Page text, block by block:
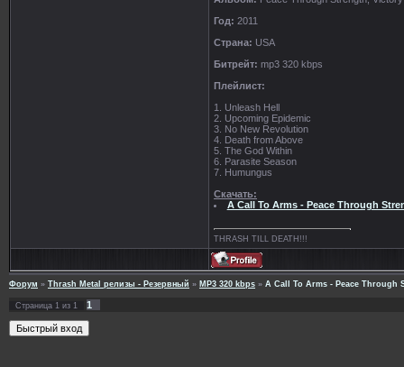
Год: 2011
Страна: USA
Битрейт: mp3 320 kbps
Плейлист:
1. Unleash Hell
2. Upcoming Epidemic
3. No New Revolution
4. Death from Above
5. The God Within
6. Parasite Season
7. Humungus
Скачать:
A Call To Arms - Peace Through
THRASH TILL DEATH!!!
Форум » Thrash Metal релизы - Резервный » MP3 320 kbps » A Call To Arms - Peace Through
Страница 1 из 1 1